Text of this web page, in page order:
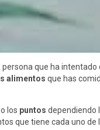
que ha
alimentos que has
los puntos dependiendo
que tiene cada uno de